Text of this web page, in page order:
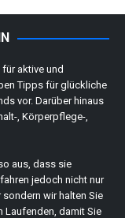
aktive und
Tipps für glückliche
vor. Darüber hinaus
, Körperpflege-,
aus, dass sie
jedoch nicht nur
wir halten Sie
Laufenden, damit Sie